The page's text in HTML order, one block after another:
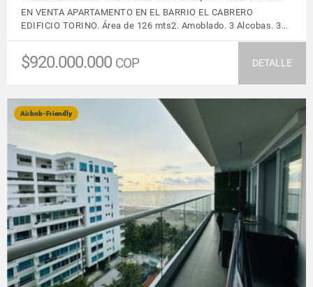
EN VENTA APARTAMENTO EN EL BARRIO EL CABRERO
EDIFICIO TORINO. Área de 126 mts2. Amoblado. 3 Alcobas. 3…
$920.000.000 COP DETALLE
Airbnb-Friendly
VER DETALLES